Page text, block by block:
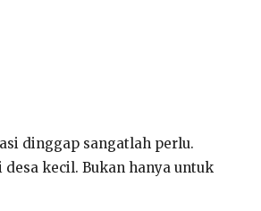
dinggap sangatlah perlu.
kecil. Bukan hanya untuk